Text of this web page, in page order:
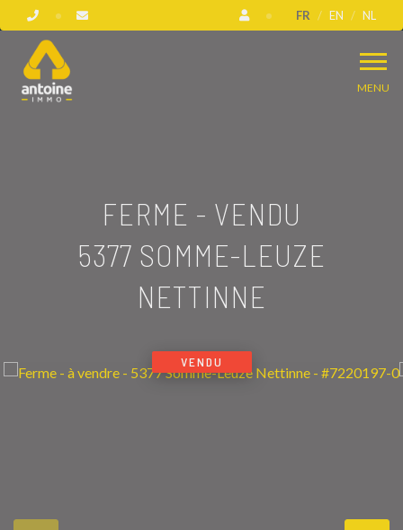
FR EN NL
MENU
FERME - VENDU
5377 SOMME-LEUZE
NETTINNE
VENDU